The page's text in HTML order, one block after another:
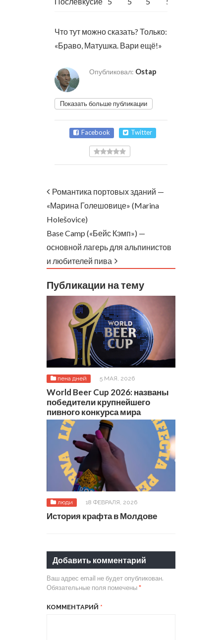
Что тут можно сказать? Только:
«Браво, Матушка. Вари ещё!»
Опубликовал: Ostap
Показать больше публикации
Facebook Twitter
Романтика портовых зданий —
«Марина Голешовице» (Marina
Holešovice)
Base Camp («Бейс Кэмп») —
основной лагерь для альпинистов
и любителей пива
Публикации на тему
пена дней 5 МАЯ, 2026
World Beer Cup 2026: названы
победители крупнейшего
пивного конкурса мира
люди 18 ФЕВРАЛЯ, 2026
История крафта в Молдове
Добавить комментарий
Ваш адрес email не будет опубликован.
Обязательные поля помечены*
КОММЕНТАРИЙ *